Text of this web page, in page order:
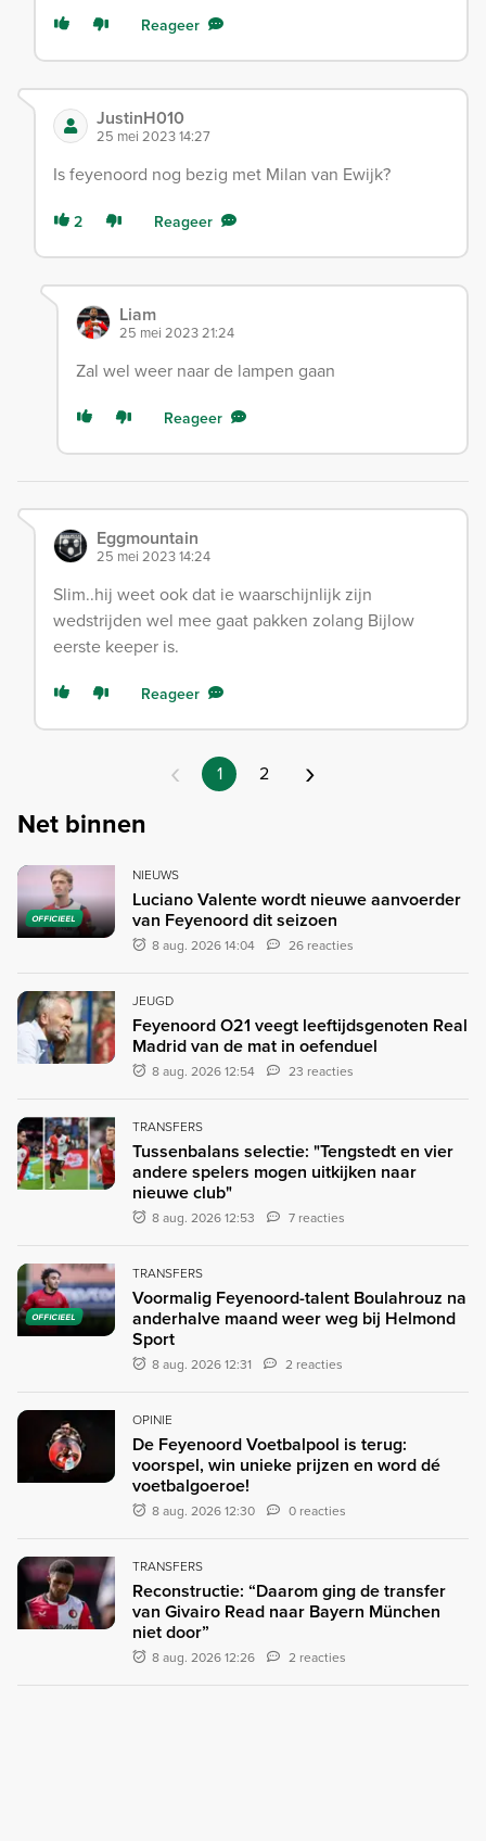
Reageer
JustinH010
25 mei 2023 14:27
Is feyenoord nog bezig met Milan van Ewijk?
2 Reageer
Liam
25 mei 2023 21:24
Zal wel weer naar de lampen gaan
Reageer
Eggmountain
25 mei 2023 14:24
Slim..hij weet ook dat ie waarschijnlijk zijn
wedstrijden wel mee gaat pakken zolang Bijlow
eerste keeper is.
Reageer
‹ 1 2 ›
Net binnen
OFFICIEEL
NIEUWS
Luciano Valente wordt nieuwe aanvoerder
van Feyenoord dit seizoen
8 aug. 2026 14:04 26 reacties
JEUGD
Feyenoord O21 veegt leeftijdsgenoten Real
Madrid van de mat in oefenduel
8 aug. 2026 12:54 23 reacties
TRANSFERS
Tussenbalans selectie: "Tengstedt en vier
andere spelers mogen uitkijken naar
nieuwe club"
8 aug. 2026 12:53 7 reacties
OFFICIEEL
TRANSFERS
Voormalig Feyenoord-talent Boulahrouz na
anderhalve maand weer weg bij Helmond
Sport
8 aug. 2026 12:31 2 reacties
OPINIE
De Feyenoord Voetbalpool is terug:
voorspel, win unieke prijzen en word dé
voetbalgoeroe!
8 aug. 2026 12:30 0 reacties
TRANSFERS
Reconstructie: “Daarom ging de transfer
van Givairo Read naar Bayern München
niet door”
8 aug. 2026 12:26 2 reacties